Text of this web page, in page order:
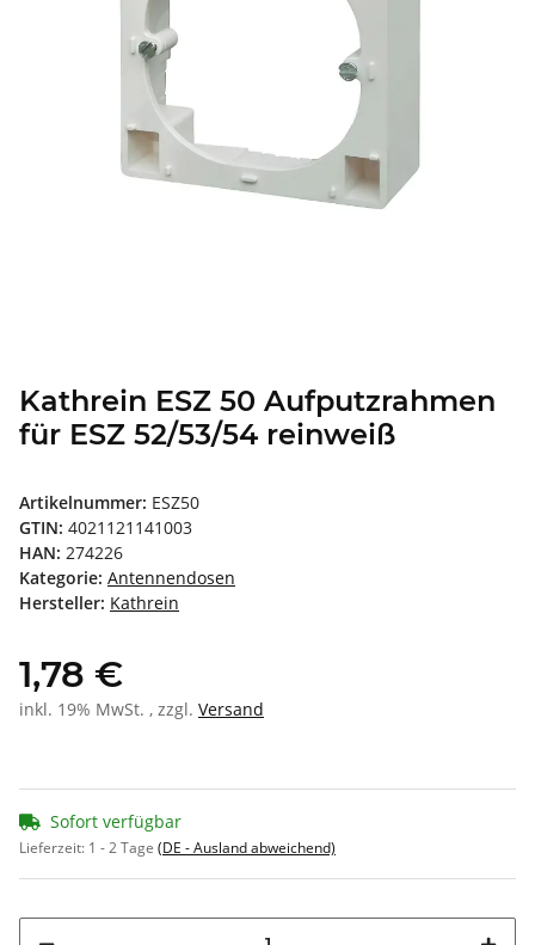
Kathrein ESZ 50 Aufputzrahmen
für ESZ 52/53/54 reinweiß
Artikelnummer: ESZ50
GTIN: 4021121141003
HAN: 274226
Kategorie: Antennendosen
Hersteller: Kathrein
1,78 €
inkl. 19% MwSt. , zzgl. Versand
Sofort verfügbar
Lieferzeit: 1 - 2 Tage (DE - Ausland abweichend)